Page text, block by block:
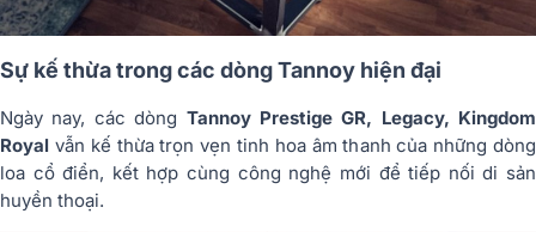
Sự kế thừa trong các dòng Tannoy hiện đại
Ngày nay, các dòng Tannoy Prestige GR, Legacy, Kingdom
Royal vẫn kế thừa trọn vẹn tinh hoa âm thanh của những dòng
loa cổ điển, kết hợp cùng công nghệ mới để tiếp nối di sản
huyền thoại.